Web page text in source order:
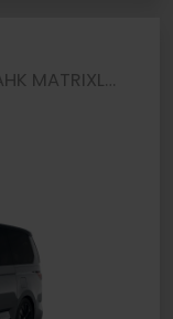
T7 Multivan 2.0 EDITION DSG LÜ AHK MATRIXLED CAM